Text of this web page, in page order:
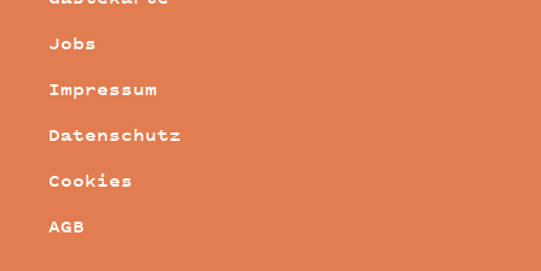
Jobs
Impressum
Datenschutz
Cookies
AGB